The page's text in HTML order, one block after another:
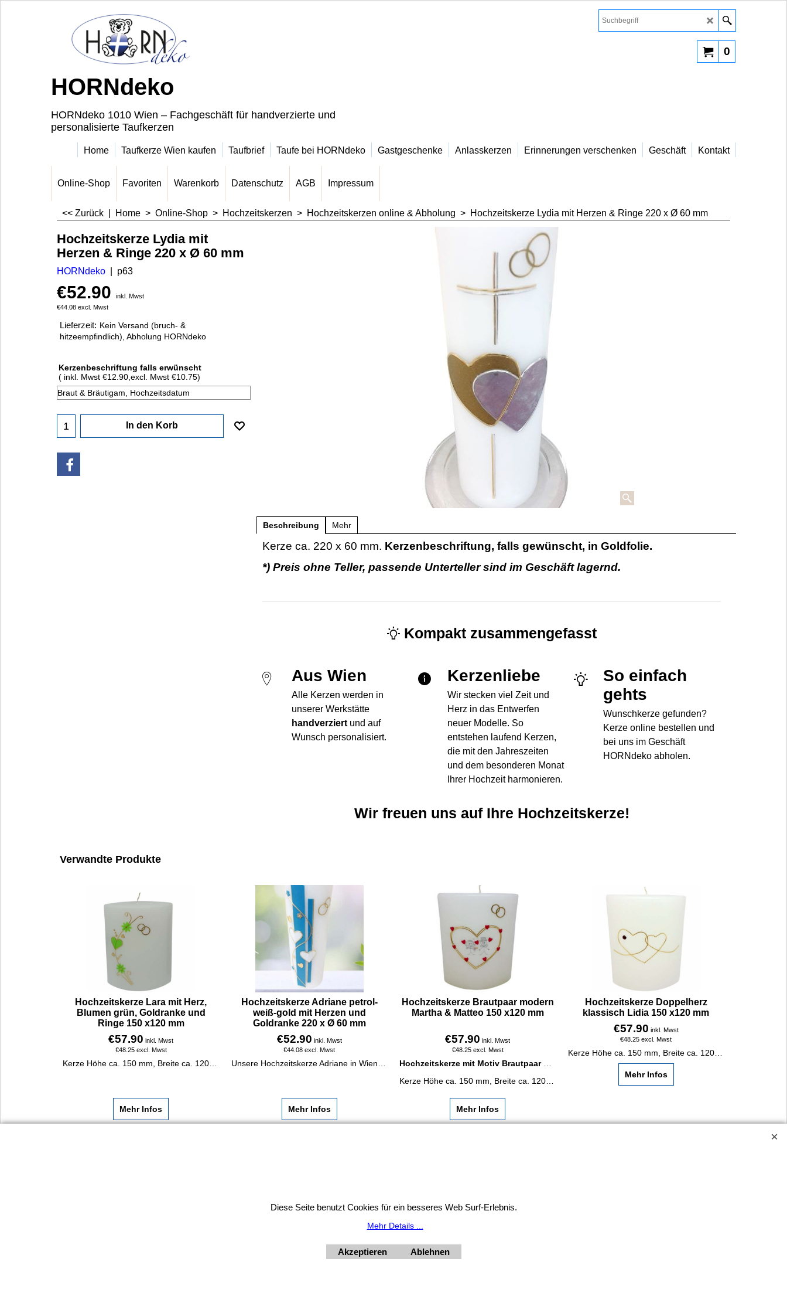
HORNdeko
HORNdeko 1010 Wien – Fachgeschäft für handverzierte und
personalisierte Taufkerzen
0
Home Taufkerze Wien kaufen Taufbrief Taufe bei HORNdeko Gastgeschenke Anlasskerzen Erinnerungen verschenken Geschäft Kontakt
Online-Shop Favoriten Warenkorb Datenschutz AGB Impressum
<< Zurück Home > Online-Shop > Hochzeitskerzen > Hochzeitskerzen online & Abholung > Hochzeitskerze Lydia mit Herzen & Ringe 220 x Ø 60 mm
Hochzeitskerze Lydia mit
Herzen & Ringe 220 x Ø 60 mm
HORNdeko p63
€52.90
inkl. Mwst
€44.08 excl. Mwst
Lieferzeit: Kein Versand (bruch- &
hitzeempfindlich), Abholung HORNdeko
Kerzenbeschriftung falls erwünscht
( inkl. Mwst €12.90,excl. Mwst €10.75)
In den Korb
Beschreibung Mehr
Kerze ca. 220 x 60 mm. Kerzenbeschriftung, falls gewünscht, in Goldfolie.
*) Preis ohne Teller, passende Unterteller sind im Geschäft lagernd.
Kompakt zusammengefasst
Aus Wien
Alle Kerzen werden in
unserer Werkstätte
handverziert und auf
Wunsch personalisiert.
Kerzenliebe
Wir stecken viel Zeit und
Herz in das Entwerfen
neuer Modelle. So
entstehen laufend Kerzen,
die mit den Jahreszeiten
und dem besonderen Monat
Ihrer Hochzeit harmonieren.
So einfach
gehts
Wunschkerze gefunden?
Kerze online bestellen und
bei uns im Geschäft
HORNdeko abholen.
Wir freuen uns auf Ihre Hochzeitskerze!
Verwandte Produkte
Hochzeitskerze Lara mit Herz,
Blumen grün, Goldranke und
Ringe 150 x120 mm
€57.90 inkl. Mwst
€48.25 excl. Mwst
Kerze Höhe ca. 150 mm, Breite ca. 120 mm. Kerzenbeschriftung, falls gewünscht, in Goldfolie.
Mehr Infos
Hochzeitskerze Adriane petrol-
weiß-gold mit Herzen und
Goldranke 220 x Ø 60 mm
€52.90 inkl. Mwst
€44.08 excl. Mwst
Unsere Hochzeitskerze Adriane in Wien kaufen: weiß mit petrolfarbenen Herzen, Goldranke und optionaler Beschriftung in Goldfolie.
Mehr Infos
Hochzeitskerze Brautpaar modern
Martha & Matteo 150 x120 mm
€57.90 inkl. Mwst
€48.25 excl. Mwst
Hochzeitskerze mit Motiv Brautpaarmodern im Wachsherz, Herzchen rot und Ringe.
Kerze Höhe ca. 150 mm, Breite ca. 120 mm.
Mehr Infos
Hochzeitskerze Doppelherz
klassisch Lidia 150 x120 mm
€57.90 inkl. Mwst
€48.25 excl. Mwst
Kerze Höhe ca. 150 mm, Breite ca. 120 mm. Kerzenbeschriftung, falls gewünscht, in Goldfolie.
Mehr Infos
Dienstag - Freitag 10 - 18 Uhr, Samstag 9 - 12 Uhr. Montag geschlossen.
Diese Seite benutzt Cookies für ein besseres Web Surf-Erlebnis.
Mehr Details ...
Akzeptieren Ablehnen